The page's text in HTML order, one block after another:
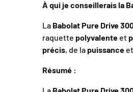
À qui je conseillerais la
La Babolat Pure Drive
raquette polyvalente et
précis, de lapuissance
Résumé :